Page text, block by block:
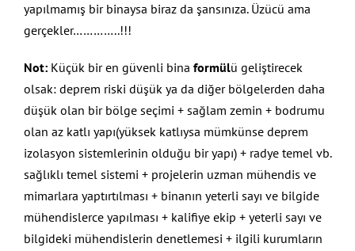
yapılmamış bir binaysa biraz da şansınıza. Üzücü ama
gerçekler…………..!!!
Not:Küçük bir en güvenli bina formülü geliştirecek
olsak: deprem riski düşük ya da diğer bölgelerden daha
düşük olan bir bölge seçimi + sağlam zemin + bodrumu
olan az katlı yapı(yüksek katlıysa mümkünse deprem
izolasyon sistemlerinin olduğu bir yapı) + radye temel vb.
sağlıklı temel sistemi + projelerin uzman mühendis ve
mimarlara yaptırtılması + binanın yeterli sayı ve bilgide
mühendislerce yapılması + kalifiye ekip + yeterli sayı ve
bilgideki mühendislerin denetlemesi + ilgili kurumların